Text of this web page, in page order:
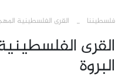
فلسطيننا القرى الفلسطينية
القرى
البروة